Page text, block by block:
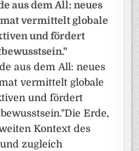
aus dem All: neues
vermittelt globale
und fördert
aus dem All: neues
vermittelt globale
und fördert
Erde,
Kontext des
zugleich